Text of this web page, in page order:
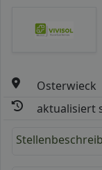
Osterwieck
aktualisiert